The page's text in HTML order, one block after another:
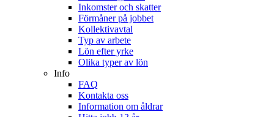
Inkomster och skatter
Förmåner på jobbet
Kollektivavtal
Typ av arbete
Lön efter yrke
Olika typer av lön
Info
FAQ
Kontakta oss
Information om åldrar